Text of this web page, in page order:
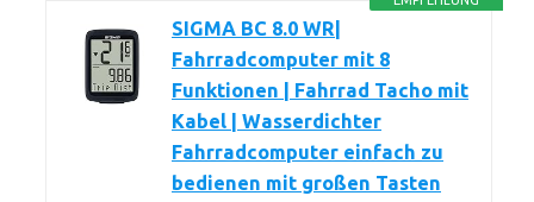
SIGMA BC 8.0 WR|
Fahrradcomputer mit 8
Funktionen | Fahrrad Tacho mit
Kabel | Wasserdichter
Fahrradcomputer einfach zu
bedienen mit großen Tasten